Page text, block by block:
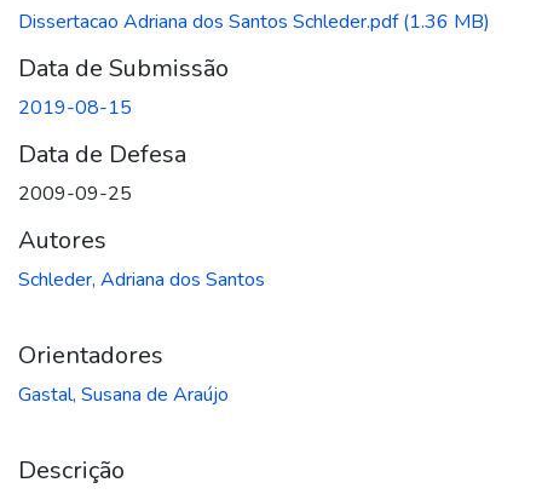
Dissertacao Adriana dos Santos Schleder.pdf(1.36 MB)
Data de Submissão
2019-08-15
Data de Defesa
2009-09-25
Autores
Schleder, Adriana dos Santos
Orientadores
Gastal, Susana de Araújo
Descrição